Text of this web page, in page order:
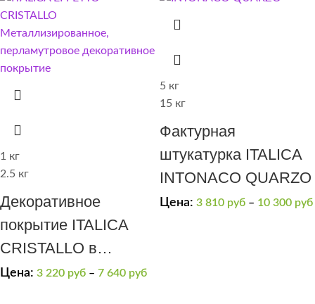
1 кг
2.5 кг
Декоративное
покрытие ITALICA
CRISTALLO в
выраженным
Цена: 3 220 руб – 7 640 руб
5 кг
15 кг
Фактурная
штукатурка ITALICA
INTONACO QUARZO
Цена: 3 810 руб – 10 300 руб